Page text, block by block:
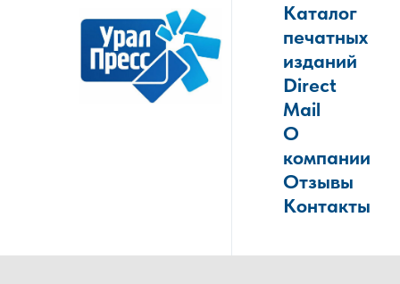
Каталог
печатных
изданий
Direct
Mail
О
компании
Отзывы
Контакты